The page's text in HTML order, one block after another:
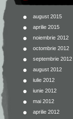
august 2015
aprilie 2015
noiembrie 2012
octombrie 2012
septembrie 2012
august 2012
iulie 2012
iunie 2012
mai 2012
aprilie 2012